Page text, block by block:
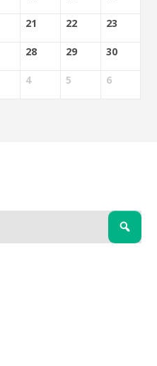
21 22 23
28 29 30
4 5 6